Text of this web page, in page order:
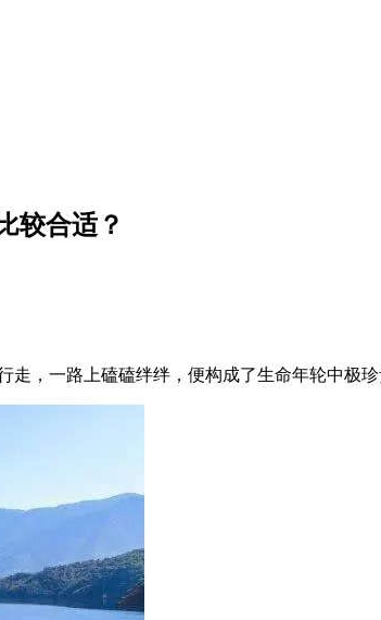
较合适？
，一路上磕磕绊绊，便构成了生命年轮中极珍